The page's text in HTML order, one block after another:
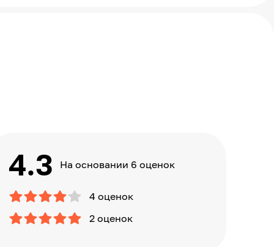
4.3 На основании 6 оценок
4 оценок
2 оценок